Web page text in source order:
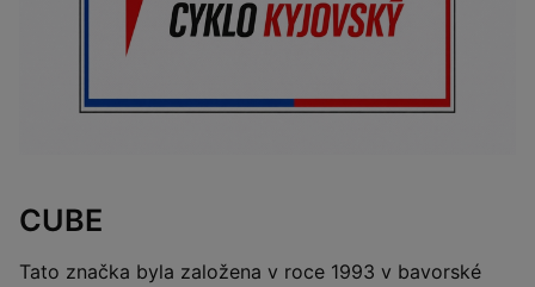
CUBE
Tato značka byla založena v roce 1993 v bavorské